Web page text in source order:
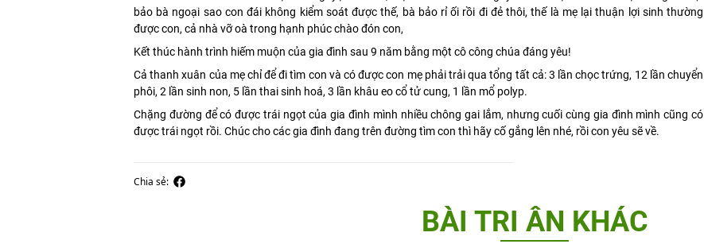
bảo bà ngoại sao con đái không kiểm soát được thế, bà bảo rỉ ối rồi đi đẻ thôi, thế là mẹ lại thuận lợi sinh thường
được con, cả nhà vỡ oà trong hạnh phúc chào đón con,
Kết thúc hành trình hiếm muộn của gia đình sau 9 năm bằng một cô công chúa đáng yêu!
Cả thanh xuân của mẹ chỉ để đi tìm con và có được con mẹ phải trải qua tổng tất cả: 3 lần chọc trứng, 12 lần chuyển
phôi, 2 lần sinh non, 5 lần thai sinh hoá, 3 lần khâu eo cổ tử cung, 1 lần mổ polyp.
Chặng đường để có được trái ngọt của gia đình mình nhiều chông gai lắm, nhưng cuối cùng gia đình mình cũng có
được trái ngọt rồi. Chúc cho các gia đình đang trên đường tìm con thì hãy cố gắng lên nhé, rồi con yêu sẽ về.
Chia sẻ:
BÀI TRI ÂN KHÁC